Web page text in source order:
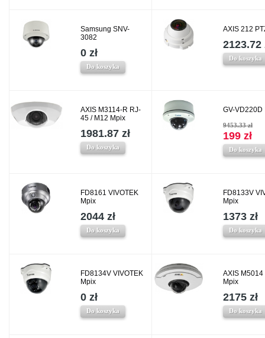
Samsung SNV-
3082
0 zł
Do koszyka
AXIS 212
2123.72
Do koszyka
AXIS M3114-R RJ-
45 / M12 Mpix
1981.87 zł
Do koszyka
GV-VD220D
9453.33 zł
199 zł
Do koszyka
FD8161 VIVOTEK
Mpix
2044 zł
Do koszyka
FD8133V
Mpix
1373 zł
Do koszyka
FD8134V VIVOTEK
Mpix
0 zł
Do koszyka
AXIS M5014
Mpix
2175 zł
Do koszyka